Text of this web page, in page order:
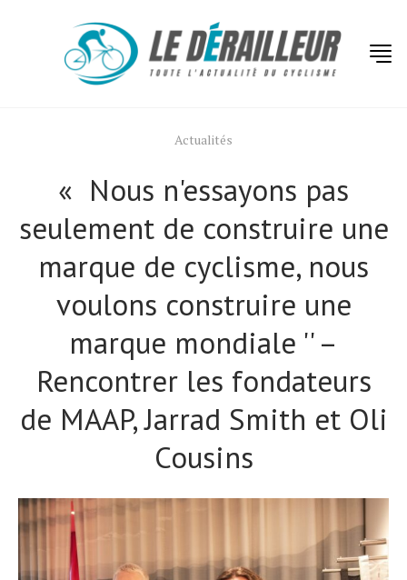
Actualités
« Nous n'essayons pas
seulement de construire une
marque de cyclisme, nous
voulons construire une
marque mondiale '' –
Rencontrer les fondateurs
de MAAP, Jarrad Smith et Oli
Cousins